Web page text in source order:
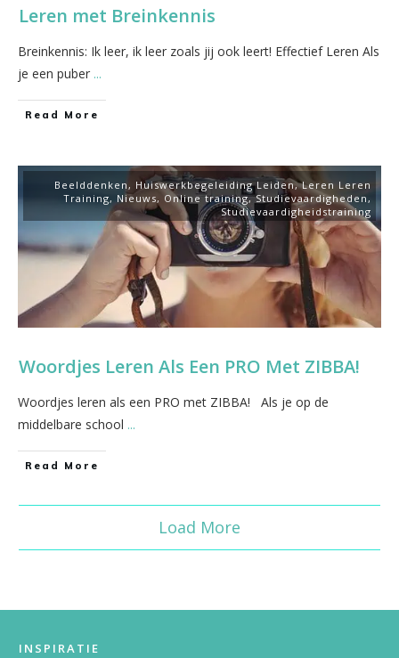
Leren met Breinkennis
Breinkennis: Ik leer, ik leer zoals jij ook leert! Effectief Leren Als
je een puber ...
​Read More
Beelddenken , Huiswerkbegeleiding Leiden,Leren Leren
Training, Nieuws, Online training,Studievaardigheden ,
Studievaardigheidstraining
Woordjes Leren Als Een PRO Met ZIBBA!
Woordjes leren als een PRO met ZIBBA! Als je op de
middelbare school ...
​Read More
Load More
INSPIRATIE